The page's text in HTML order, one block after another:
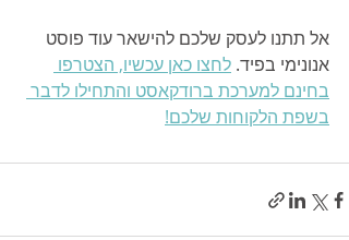
אל תתנו לעסק שלכם להישאר עוד פוסט
אנונימי בפיד. לחצו כאן עכשיו, הצטרפו
בחינם למערכת ברודקאסט והתחילו לדבר
בשפת הלקוחות שלכם!